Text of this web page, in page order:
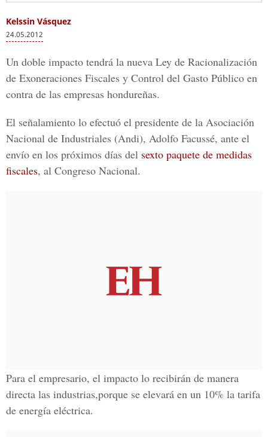
Kelssin Vásquez
24.05.2012
Un doble impacto tendrá la nueva Ley de Racionalización
de Exoneraciones Fiscales y Control del Gasto Público en
contra de las empresas hondureñas.
El señalamiento lo efectuó el presidente de la Asociación
Nacional de Industriales (Andi), Adolfo Facussé, ante el
envío en los próximos días del sexto paquete de medidas
fiscales, al Congreso Nacional.
Para el empresario, el impacto lo recibirán de manera
directa las industrias,porque se elevará en un 10% la tarifa
de energía eléctrica.